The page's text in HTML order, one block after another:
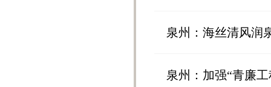
泉州：海丝清风润
泉州：加强“青廉